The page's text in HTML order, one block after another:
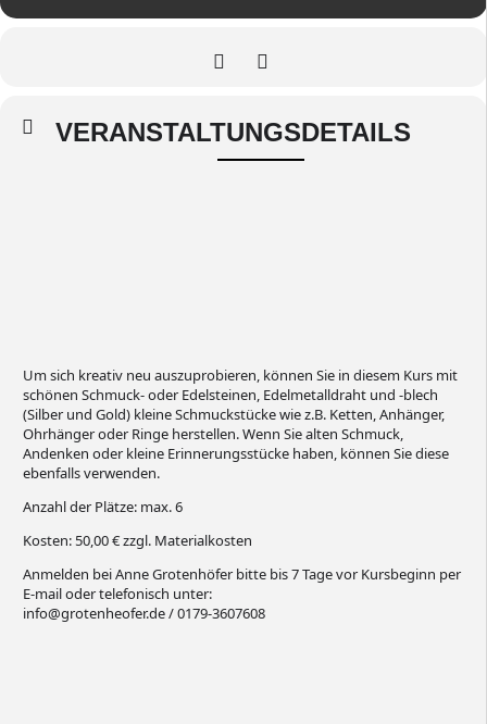
VERANSTALTUNGSDETAILS
Um sich kreativ neu auszuprobieren, können Sie in diesem Kurs mit
schönen Schmuck- oder Edelsteinen, Edelmetalldraht und -blech
(Silber und Gold) kleine Schmuckstücke wie z.B. Ketten, Anhänger,
Ohrhänger oder Ringe herstellen. Wenn Sie alten Schmuck,
Andenken oder kleine Erinnerungsstücke haben, können Sie diese
ebenfalls verwenden.
Anzahl der Plätze: max. 6
Kosten: 50,00 € zzgl. Materialkosten
Anmelden bei Anne Grotenhöfer bitte bis 7 Tage vor Kursbeginn per
E-mail oder telefonisch unter:
info@grotenheofer.de / 0179-3607608